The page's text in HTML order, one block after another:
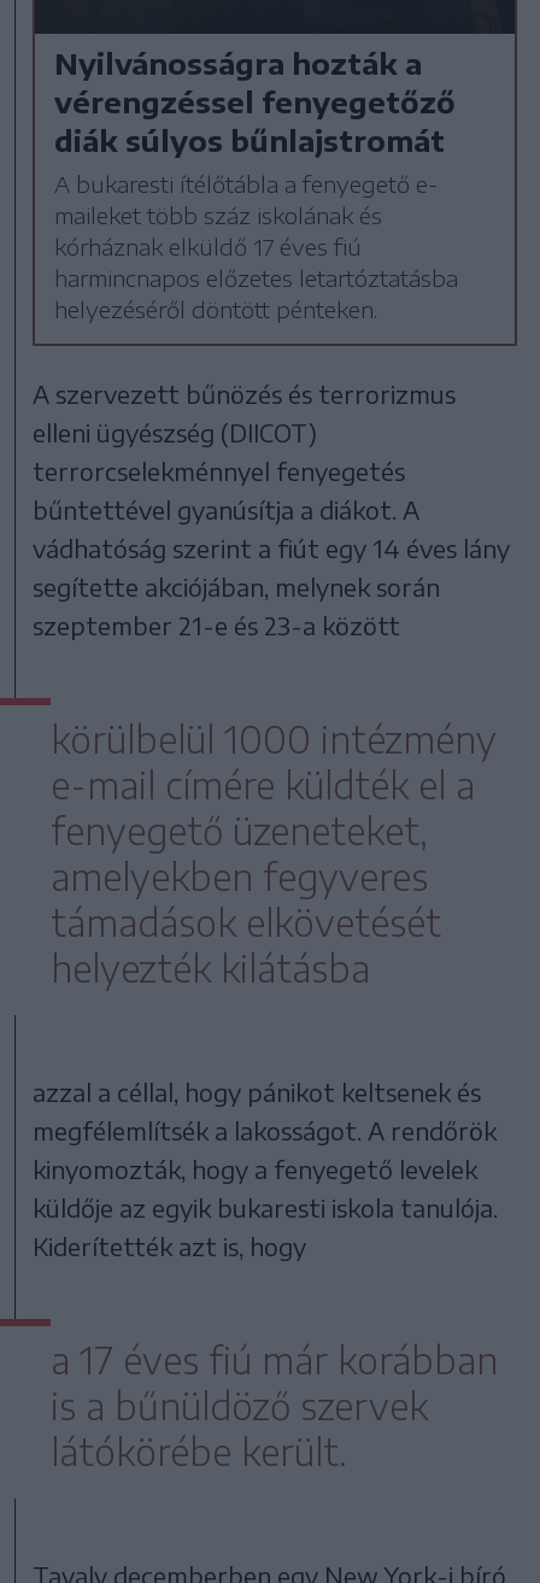
Nyilvánosságra hozták a
vérengzéssel fenyegetőző
diák súlyos bűnlajstromát
A bukaresti ítélőtábla a fenyegető e-
maileket több száz iskolának és
kórháznak elküldő 17 éves fiú
harmincnapos előzetes letartóztatásba
helyezéséről döntött pénteken.
A szervezett bűnözés és terrorizmus
elleni ügyészség (DIICOT)
terrorcselekménnyel fenyegetés
bűntettével gyanúsítja a diákot. A
vádhatóság szerint a fiút egy 14 éves lány
segítette akciójában, melynek során
szeptember 21-e és 23-a között
körülbelül 1000 intézmény
e-mail címére küldték el a
fenyegető üzeneteket,
amelyekben fegyveres
támadások elkövetését
helyezték kilátásba
azzal a céllal, hogy pánikot keltsenek és
megfélemlítsék a lakosságot. A rendőrök
kinyomozták, hogy a fenyegető levelek
küldője az egyik bukaresti iskola tanulója.
Kiderítették azt is, hogy
a 17 éves fiú már korábban
is a bűnüldöző szervek
látókörébe került.
Tavaly decemberben egy New York-i bíró